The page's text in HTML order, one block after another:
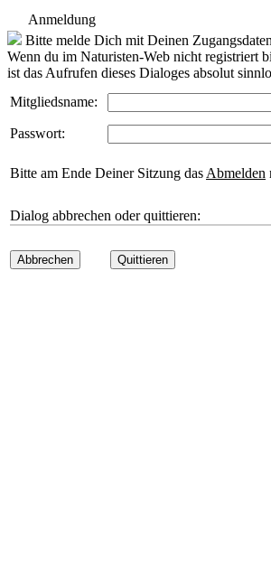
Anmeldung
Bitte melde Dich mit Deinen
Wenn du im Naturisten-Web nicht registriert
ist das Aufrufen dieses Dialoges absolut
Mitgliedsname:
Passwort:
Bitte am Ende Deiner Sitzung das Abmelden
Dialog abbrechen oder quittieren:
Abbrechen Quittieren